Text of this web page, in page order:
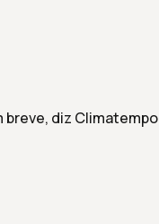
breve, diz Climatempo